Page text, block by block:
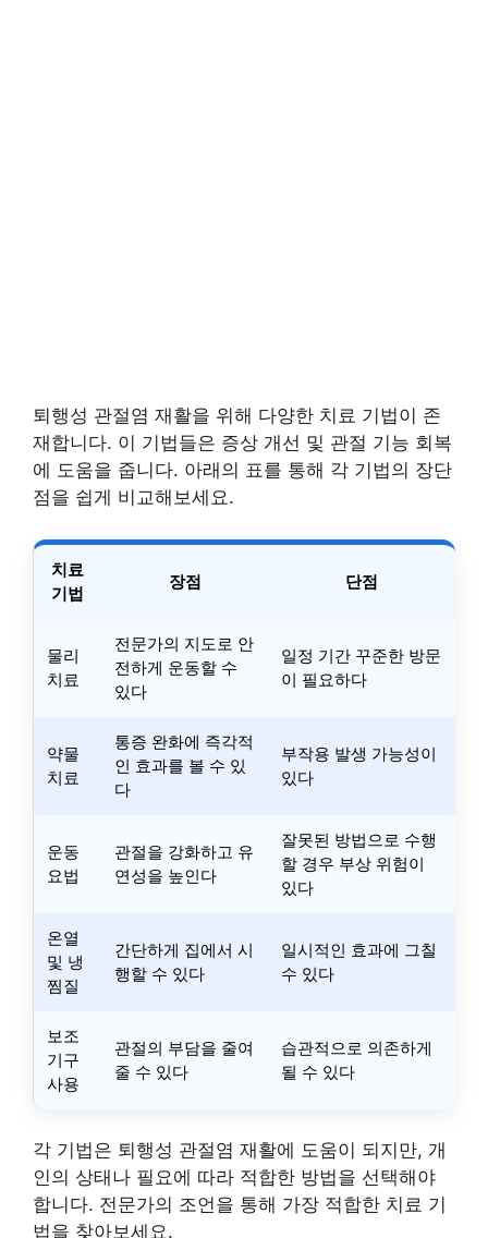
퇴행성 관절염 재활을 위해 다양한 치료 기법이 존
재합니다. 이 기법들은 증상 개선 및 관절 기능 회복
에 도움을 줍니다. 아래의 표를 통해 각 기법의 장단
점을 쉽게 비교해보세요.
치료
기법
장점 단점
물리
치료
전문가의 지도로 안
전하게 운동할 수
있다
일정 기간 꾸준한 방문
이 필요하다
약물
치료
통증 완화에 즉각적
인 효과를 볼 수 있
다
부작용 발생 가능성이
있다
운동
요법
관절을 강화하고 유
연성을 높인다
잘못된 방법으로 수행
할 경우 부상 위험이
있다
온열
및 냉
찜질
간단하게 집에서 시
행할 수 있다
일시적인 효과에 그칠
수 있다
보조
기구
사용
관절의 부담을 줄여
줄 수 있다
습관적으로 의존하게
될 수 있다
각 기법은 퇴행성 관절염 재활에 도움이 되지만, 개
인의 상태나 필요에 따라 적합한 방법을 선택해야
합니다. 전문가의 조언을 통해 가장 적합한 치료 기
법을 찾아보세요.